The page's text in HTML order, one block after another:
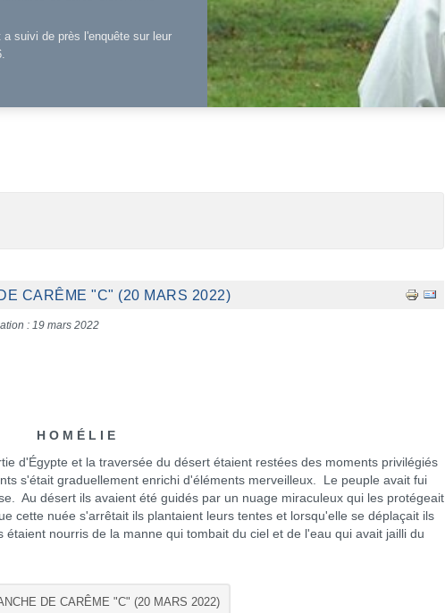
a suivi de près l'enquête sur leur
CARÊME "C" (20 MARS 2022)
: 19 mars 2022
H O M É L I E
d'Égypte et la traversée du désert étaient restées des moments privilégiés
s'était graduellement enrichi d'éléments merveilleux. Le peuple avait fui
Au désert ils avaient été guidés par un nuage miraculeux qui les protégeait
cette nuée s'arrêtait ils plantaient leurs tentes et lorsqu'elle se déplaçait ils
nourris de la manne qui tombait du ciel et de l'eau qui avait jailli du
DE CARÊME "C" (20 MARS 2022)